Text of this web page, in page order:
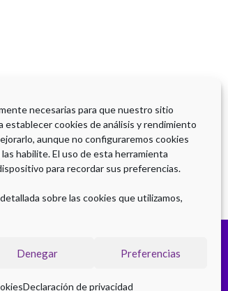
necesarias para que nuestro sitio
establecer cookies de análisis y rendimiento
aunque no configuraremos cookies
habilite. El uso de esta herramienta
para recordar sus preferencias.
sobre las cookies que utilizamos,
Denegar Preferencias
Declaración de privacidad